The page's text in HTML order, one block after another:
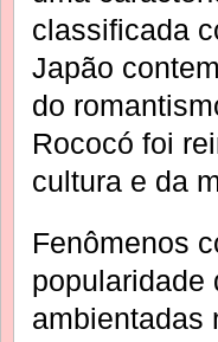
classificada
Japão
do
Rococó foi
cultura e da
Fenômenos
popularidade
ambientadas